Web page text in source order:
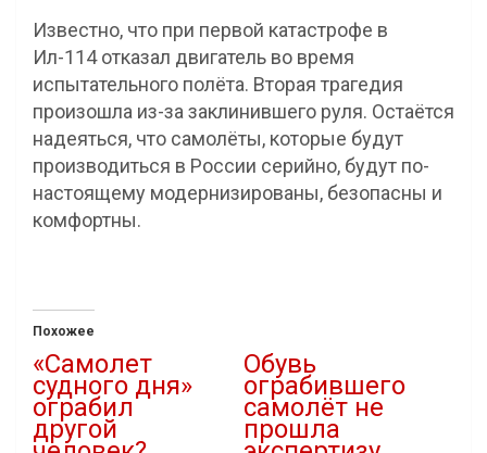
Известно, что при первой катастрофе в
Ил-114 отказал двигатель во время
испытательного полёта. Вторая трагедия
произошла из-за заклинившего руля. Остаётся
надеяться, что самолёты, которые будут
производиться в России серийно, будут по-
настоящему модернизированы, безопасны и
комфортны.
Похожее
«Самолет
судного дня»
ограбил
другой
Обувь
ограбившего
самолёт не
прошла